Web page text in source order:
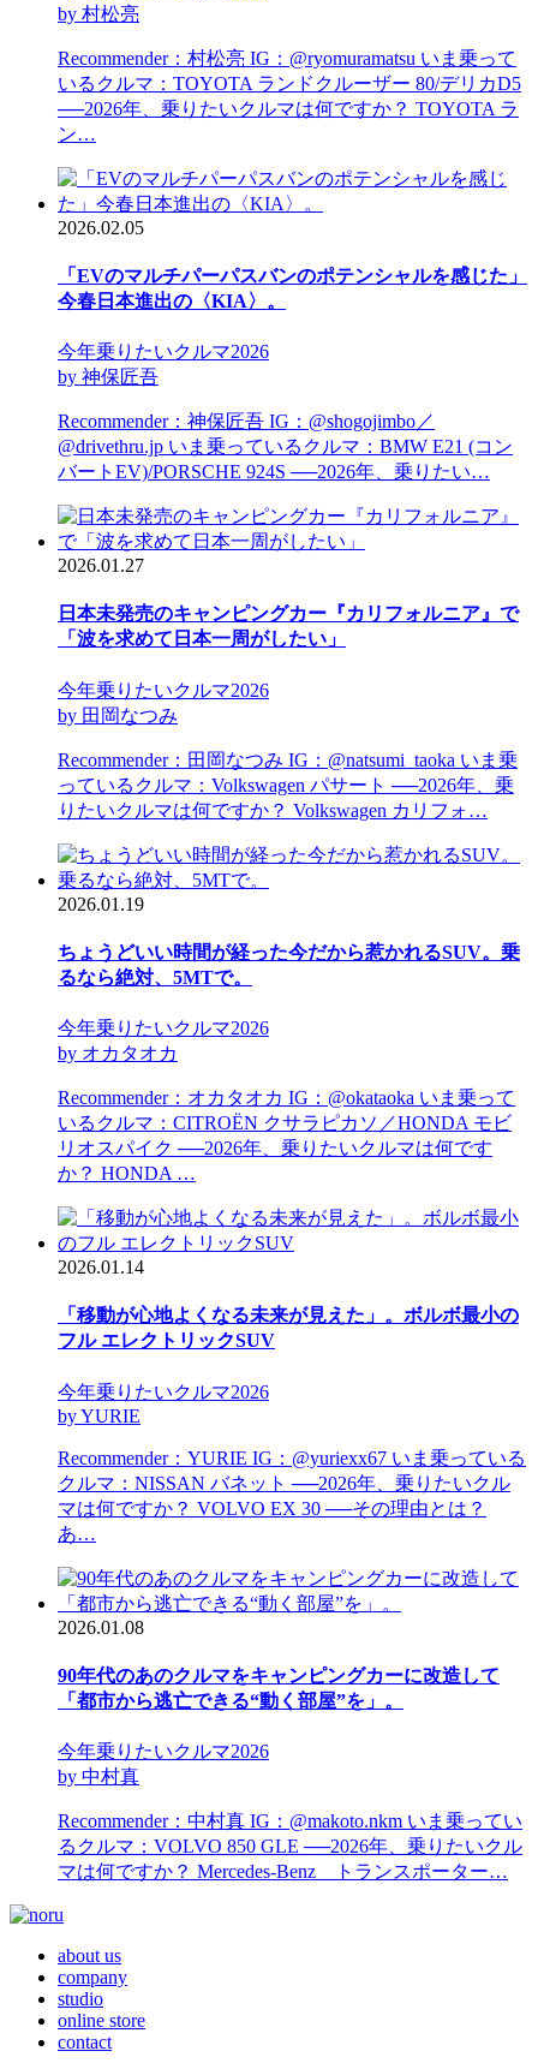
by 村松亮
Recommender：村松亮 IG：@ryomuramatsu いま乗って
いるクルマ：TOYOTA ランドクルーザー 80/デリカD5
──2026年、乗りたいクルマは何ですか？ TOYOTA ラ
ン…
2026.02.05
「EVのマルチパーパスバンのポテンシャルを感じた」
今春日本進出の〈KIA〉。
今年乗りたいクルマ2026
by 神保匠吾
Recommender：神保匠吾 IG：@shogojimbo／
@drivethru.jp いま乗っているクルマ：BMW E21 (コン
バートEV)/PORSCHE 924S ──2026年、乗りたい…
2026.01.27
日本未発売のキャンピングカー『カリフォルニア』で
「波を求めて日本一周がしたい」
今年乗りたいクルマ2026
by 田岡なつみ
Recommender：田岡なつみ IG：@natsumi_taoka いま乗
っているクルマ：Volkswagen パサート ──2026年、乗
りたいクルマは何ですか？ Volkswagen カリフォ…
2026.01.19
ちょうどいい時間が経った今だから惹かれるSUV。乗
るなら絶対、5MTで。
今年乗りたいクルマ2026
by オカタオカ
Recommender：オカタオカ IG：@okataoka いま乗って
いるクルマ：CITROËN クサラピカソ／HONDA モビ
リオスパイク ──2026年、乗りたいクルマは何です
か？ HONDA …
2026.01.14
「移動が心地よくなる未来が見えた」。ボルボ最小の
フル エレクトリックSUV
今年乗りたいクルマ2026
by YURIE
Recommender：YURIE IG：@yuriexx67 いま乗っている
クルマ：NISSAN バネット ──2026年、乗りたいクル
マは何ですか？ VOLVO EX 30 ──その理由とは？
あ…
2026.01.08
90年代のあのクルマをキャンピングカーに改造して
「都市から逃亡できる“動く部屋”を」。
今年乗りたいクルマ2026
by 中村真
Recommender：中村真 IG：@makoto.nkm いま乗ってい
るクルマ：VOLVO 850 GLE ──2026年、乗りたいクル
マは何ですか？ Mercedes-Benz トランスポーター…
about us
company
studio
online store
contact